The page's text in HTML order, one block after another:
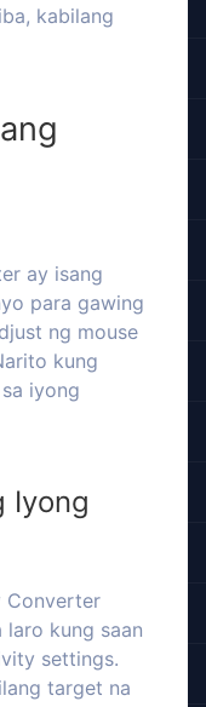
kabilang
ay isang
para gawing
ng mouse
kung
iyong
Iyong
Converter
kung saan
settings.
target na